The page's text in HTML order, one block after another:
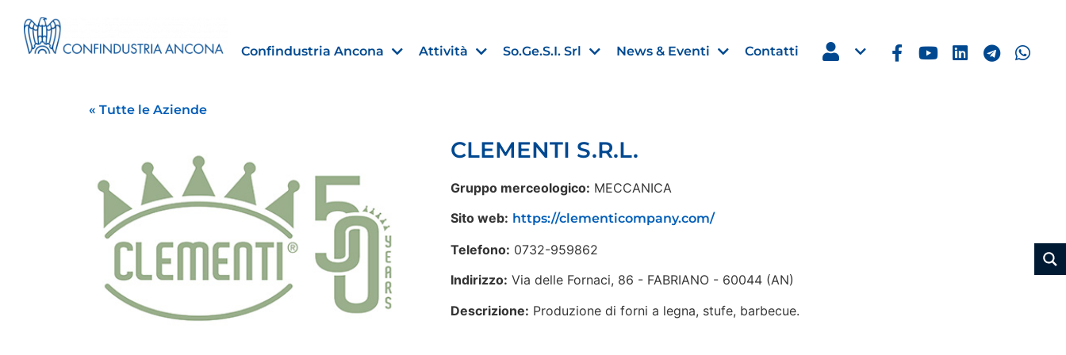
Confindustria Ancona Attività So.Ge.S.I. Srl News & Eventi
Estero
Importazioni dagli Stati Uniti nell’UE:
novità sulle prove di origine non
preferenziale
30 Luglio 2026
“PMI, Industria e Incentivi alle Imprese
”
Contatti
« Tutte le Aziende
CLEMENTI S.R.L.
Gruppo merceologico: MECCANICA
Sito web: https://clementicompany.com/
Telefono: 0732-959862
Indirizzo: Via delle Fornaci, 86 - FABRIANO - 60044 (AN)
Descrizione: Produzione di forni a legna, stufe, barbecue.